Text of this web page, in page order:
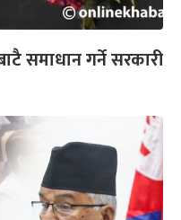
समाधान गर्ने सरकारी